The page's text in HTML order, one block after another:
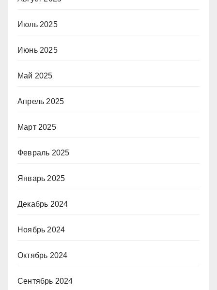
Июль 2025
Июнь 2025
Май 2025
Апрель 2025
Март 2025
Февраль 2025
Январь 2025
Декабрь 2024
Ноябрь 2024
Октябрь 2024
Сентябрь 2024